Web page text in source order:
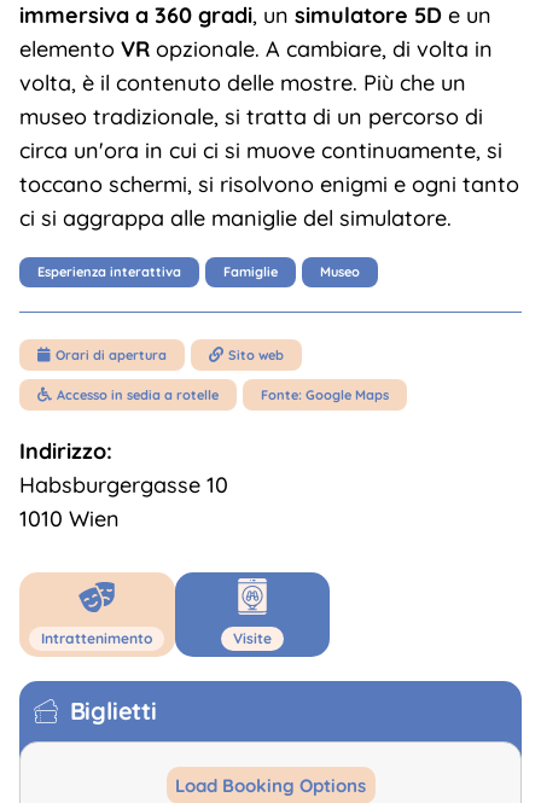
immersiva a 360 gradi, un simulatore 5De un
elemento VRopzionale. A cambiare, di volta in
volta, è il contenuto delle mostre. Più che un
museo tradizionale, si tratta di un percorso di
circa un'ora in cui ci si muove continuamente, si
toccano schermi, si risolvono enigmi e ogni tanto
ci si aggrappa alle maniglie del simulatore.
Esperienza interattiva Famiglie Museo
 Orari di apertura  Sito web
 Accesso in sedia a rotelle Fonte: Google Maps
Indirizzo:
Habsburgergasse 10
1010 Wien
Intrattenimento Visite
Biglietti
Load Booking Options